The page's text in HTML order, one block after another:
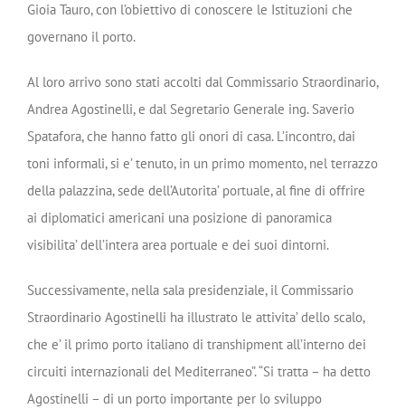
Gioia Tauro, con l’obiettivo di conoscere le Istituzioni che
governano il porto.
Al loro arrivo sono stati accolti dal Commissario Straordinario,
Andrea Agostinelli, e dal Segretario Generale ing. Saverio
Spatafora, che hanno fatto gli onori di casa. L’incontro, dai
toni informali, si e’ tenuto, in un primo momento, nel terrazzo
della palazzina, sede dell’Autorita’ portuale, al fine di offrire
ai diplomatici americani una posizione di panoramica
visibilita’ dell’intera area portuale e dei suoi dintorni.
Successivamente, nella sala presidenziale, il Commissario
Straordinario Agostinelli ha illustrato le attivita’ dello scalo,
che e’ il primo porto italiano di transhipment all’interno dei
circuiti internazionali del Mediterraneo”. “Si tratta – ha detto
Agostinelli – di un porto importante per lo sviluppo